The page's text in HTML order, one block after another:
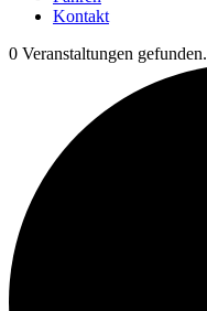
Kontakt
0 Veranstaltungen gefunden.